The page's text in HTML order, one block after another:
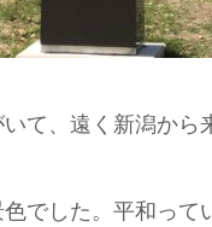
て、遠く新潟から
でした。平和って